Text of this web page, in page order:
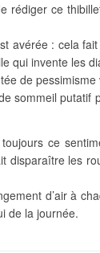
rédiger ce
avérée : cela
qui invente les
de
sommeil putatif
ce
disparaître les
d’air à
de la journée.